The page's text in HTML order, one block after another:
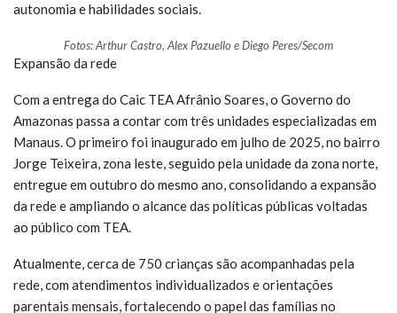
autonomia e habilidades sociais.
Fotos: Arthur Castro, Alex Pazuello e Diego Peres/Secom
Expansão da rede
Com a entrega do Caic TEA Afrânio Soares, o Governo do
Amazonas passa a contar com três unidades especializadas em
Manaus. O primeiro foi inaugurado em julho de 2025, no bairro
Jorge Teixeira, zona leste, seguido pela unidade da zona norte,
entregue em outubro do mesmo ano, consolidando a expansão
da rede e ampliando o alcance das políticas públicas voltadas
ao público com TEA.
Atualmente, cerca de 750 crianças são acompanhadas pela
rede, com atendimentos individualizados e orientações
parentais mensais, fortalecendo o papel das famílias no